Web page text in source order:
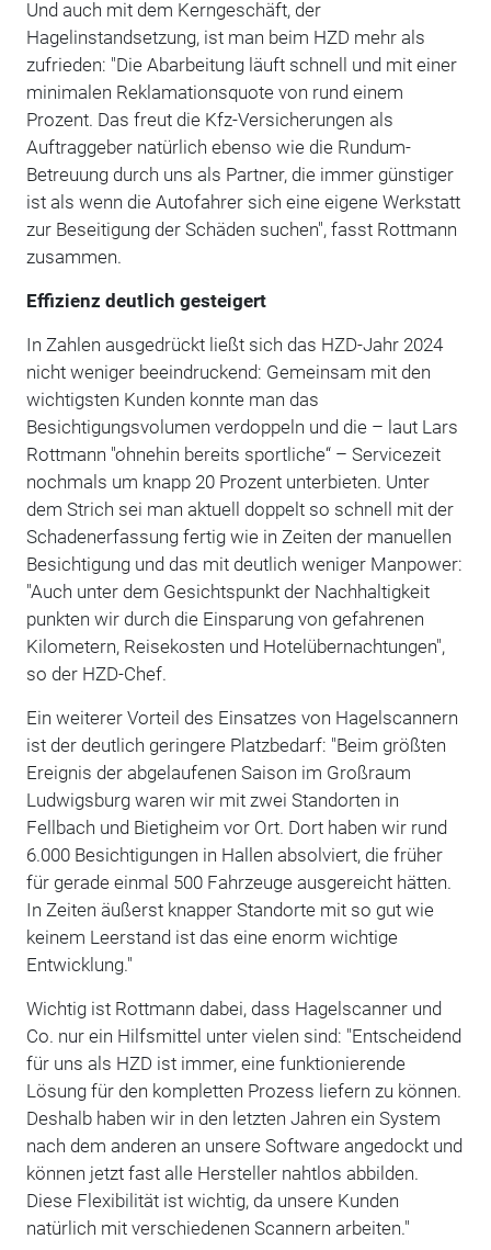
Und auch mit dem Kerngeschäft, der
Hagelinstandsetzung, ist man beim HZD mehr als
zufrieden: "Die Abarbeitung läuft schnell und mit einer
minimalen Reklamationsquote von rund einem
Prozent. Das freut die Kfz-Versicherungen als
Auftraggeber natürlich ebenso wie die Rundum-
Betreuung durch uns als Partner, die immer günstiger
ist als wenn die Autofahrer sich eine eigene Werkstatt
zur Beseitigung der Schäden suchen", fasst Rottmann
zusammen.
Effizienz deutlich gesteigert
In Zahlen ausgedrückt ließt sich das HZD-Jahr 2024
nicht weniger beeindruckend: Gemeinsam mit den
wichtigsten Kunden konnte man das
Besichtigungsvolumen verdoppeln und die – laut Lars
Rottmann "ohnehin bereits sportliche“ – Servicezeit
nochmals um knapp 20 Prozent unterbieten. Unter
dem Strich sei man aktuell doppelt so schnell mit der
Schadenerfassung fertig wie in Zeiten der manuellen
Besichtigung und das mit deutlich weniger Manpower:
"Auch unter dem Gesichtspunkt der Nachhaltigkeit
punkten wir durch die Einsparung von gefahrenen
Kilometern, Reisekosten und Hotelübernachtungen",
so der HZD-Chef.
Ein weiterer Vorteil des Einsatzes von Hagelscannern
ist der deutlich geringere Platzbedarf: "Beim größten
Ereignis der abgelaufenen Saison im Großraum
Ludwigsburg waren wir mit zwei Standorten in
Fellbach und Bietigheim vor Ort. Dort haben wir rund
6.000 Besichtigungen in Hallen absolviert, die früher
für gerade einmal 500 Fahrzeuge ausgereicht hätten.
In Zeiten äußerst knapper Standorte mit so gut wie
keinem Leerstand ist das eine enorm wichtige
Entwicklung."
Wichtig ist Rottmann dabei, dass Hagelscanner und
Co. nur ein Hilfsmittel unter vielen sind: "Entscheidend
für uns als HZD ist immer, eine funktionierende
Lösung für den kompletten Prozess liefern zu können.
Deshalb haben wir in den letzten Jahren ein System
nach dem anderen an unsere Software angedockt und
können jetzt fast alle Hersteller nahtlos abbilden.
Diese Flexibilität ist wichtig, da unsere Kunden
natürlich mit verschiedenen Scannern arbeiten."